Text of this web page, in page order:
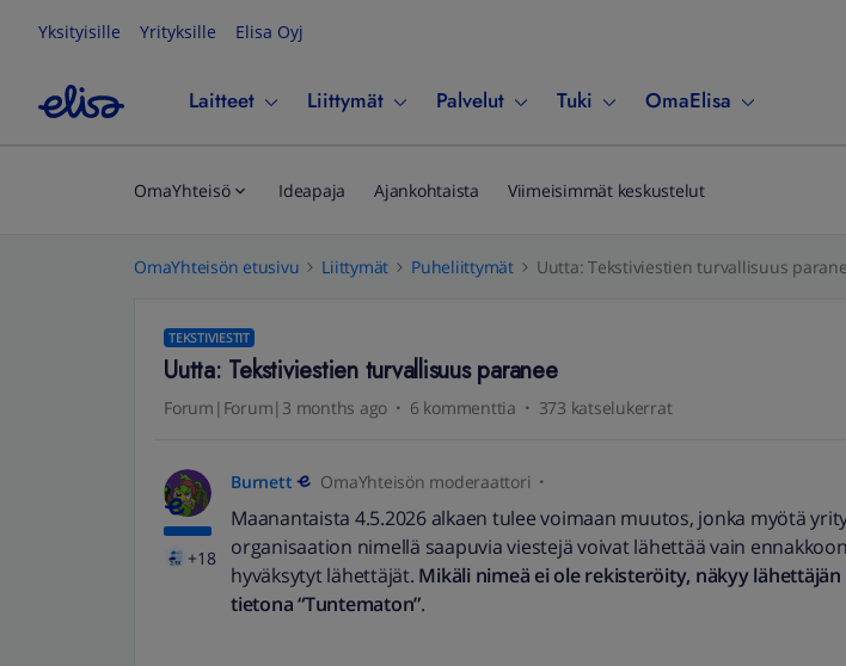
Yksityisille Yrityksille Elisa Oyj
Laitteet Liittymät Palvelut Tuki OmaElisa
OmaYhteisö Ideapaja Ajankohtaista Viimeisimmät keskustelut
OmaYhteisön etusivu Liittymät Puheliittymät Uutta: Tekstiviestien turvallisuus
TEKSTIVIESTIT
Uutta: Tekstiviestien turvallisuus paranee
Forum|Forum|3 months ago 6 kommenttia 373 katselukerrat
+18
Burnett OmaYhteisön moderaattori
Maanantaista 4.5.2026 alkaen tulee voimaan muutos, jonka myötä
organisaation nimellä saapuvia viestejä voivat lähettää vain
hyväksytyt lähettäjät. Mikäli nimeä ei ole rekisteröity, näkyy lähettäjän
tietona “Tuntematon”.